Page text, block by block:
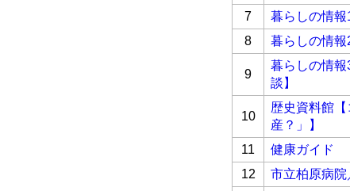
7
暮らしの情報
8
暮らしの情報
9
暮らしの情
談】
10
歴史資料館
産？」】
11 健康ガイド
12
市立柏原病院